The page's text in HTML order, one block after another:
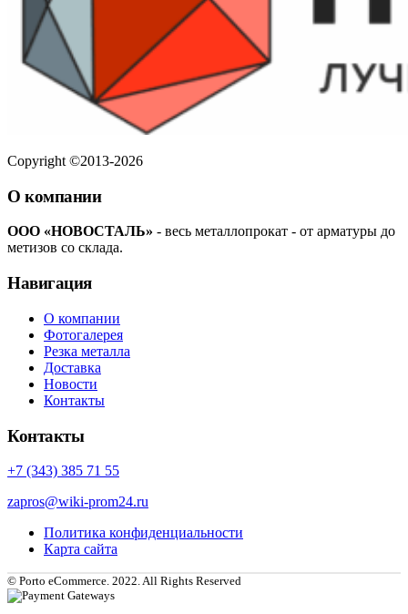
Copyright ©2013-2026
О компании
ООО «НОВОСТАЛЬ» - весь металлопрокат - от арматуры до
метизов со склада.
Навигация
О компании
Фотогалерея
Резка металла
Доставка
Новости
Контакты
Контакты
+7 (343) 385 71 55
zapros@wiki-prom24.ru
Политика конфиденциальности
Карта сайта
© Porto eCommerce. 2022. All Rights Reserved